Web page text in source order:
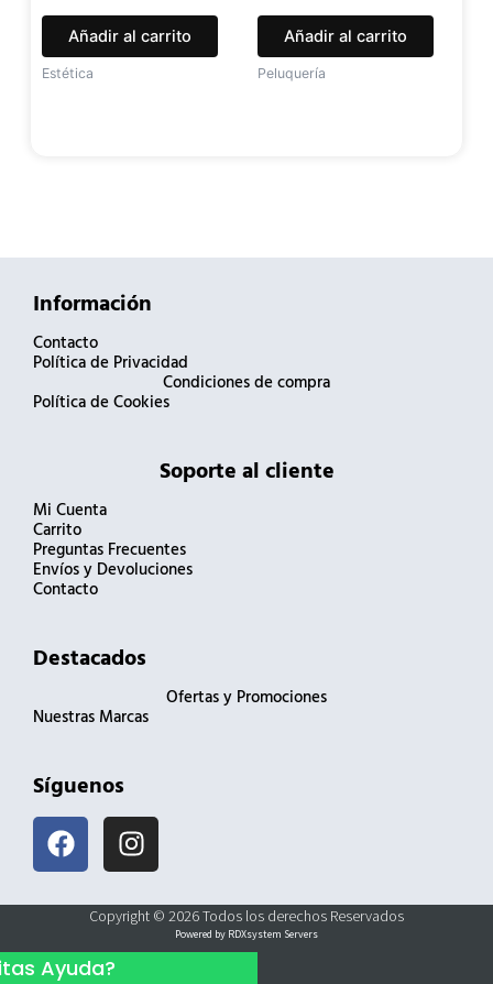
Añadir al carrito
Estética
Añadir al carrito
Peluquería
Información
Contacto
Política de Privacidad
Condiciones de compra
Política de Cookies
Soporte al cliente
Mi Cuenta
Carrito
Preguntas Frecuentes
Envíos y Devoluciones
Contacto
Destacados
Ofertas y Promociones
Nuestras Marcas
Síguenos
F
a
e
o
I
n
t
Copyright © 2026 Todos los derechos Reservados
Powered by RDXsystem Servers
Ayuda?